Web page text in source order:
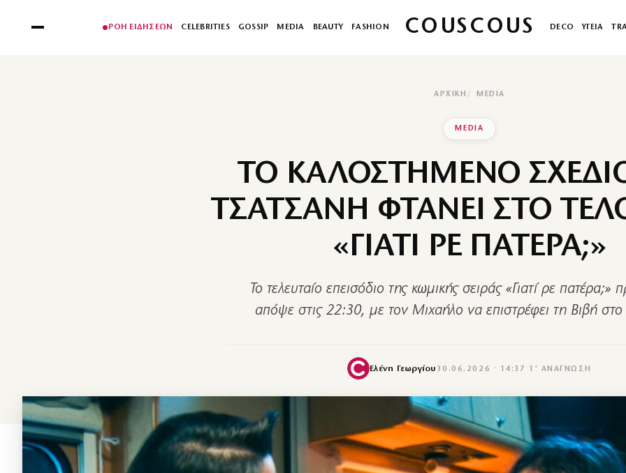
ΡΟΗ ΕΙΔΗΣΕΩΝ CELEBRITIES GOSSIP MEDIA BEAUTY FASHION COUSCOUS DECO ΥΓΕΙΑ
ΑΡΧΙΚΉ MEDIA
MEDIA
ΤΟ ΚΑΛΟΣΤΗΜΕΝΟ
ΤΣΑΤΣΑΝΗ ΦΤΑΝΕΙ ΣΤΟ
«ΓΙΑΤΙ ΡΕ ΠΑΤΕΡΑ;»
Το τελευταίο επεισόδιο της κωμικής σειράς «Γιατί ρε πατέρα;»
απόψε στις 22:30, με τον Μιχαήλο να επιστρέφει τη Βιβή στο
Ελένη Γεωργίου 30.06.2026 · 14:37 · 1′ ΑΝΆΓΝΩΣΗ